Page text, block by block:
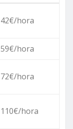
42€/hora
59€/hora
72€/hora
110€/hora